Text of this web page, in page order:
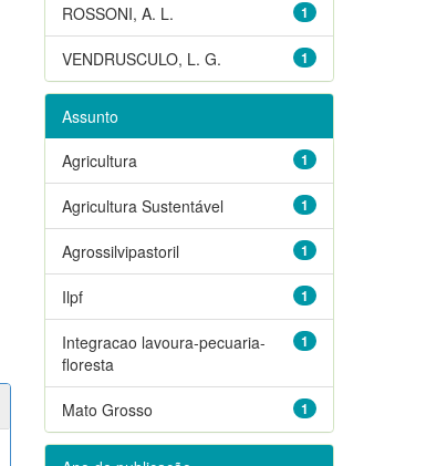
1
ROSSONI, A. L.
1
VENDRUSCULO, L. G.
Assunto
1
Agricultura
1
Agricultura Sustentável
1
Agrossilvipastoril
1
Ilpf
1
Integracao lavoura-pecuaria-
floresta
1
Mato Grosso